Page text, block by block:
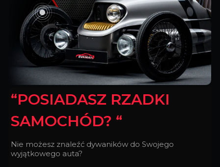
“POSIADASZ RZADKI
SAMOCHÓD? “
Nie możesz znaleźć dywaników do Swojego
wyjątkowego auta?